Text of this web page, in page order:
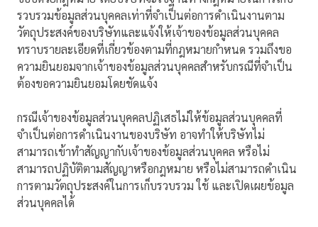
รวบรวมข้อมูลส่วนบุคคลเท่าที่จำเป็นต่อการดำเนินงานตาม
วัตถุประสงค์ของบริษัทและแจ้งให้เจ้าของข้อมูลส่วนบุคคล
ทราบรายละเอียดที่เกี่ยวข้องตามที่กฎหมายกำหนด รวมถึงขอ
ความยินยอมจากเจ้าของข้อมูลส่วนบุคคลสำหรับกรณีที่จำเป็น
ต้องขอความยินยอมโดยชัดแจ้ง
กรณีเจ้าของข้อมูลส่วนบุคคลปฏิเสธไม่ให้ข้อมูลส่วนบุคคลที่
จำเป็นต่อการดำเนินงานของบริษัท อาจทำให้บริษัทไม่
สามารถเข้าทำสัญญากับเจ้าของข้อมูลส่วนบุคคล หรือไม่
สามารถปฏิบัติตามสัญญาหรือกฎหมาย หรือไม่สามารถดำเนิน
การตามวัตถุประสงค์ในการเก็บรวบรวม ใช้ และเปิดเผยข้อมูล
ส่วนบุคคลได้